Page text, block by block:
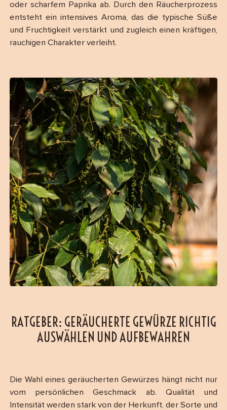
oder scharfem Paprika ab. Durch den Räucherprozess
entsteht ein intensives Aroma, das die typische Süße
und Fruchtigkeit verstärkt und zugleich einen kräftigen,
rauchigen Charakter verleiht.
RATGEBER: GERÄUCHERTE GEWÜRZE RICHTIG
AUSWÄHLEN UND AUFBEWAHREN
Die Wahl eines geräucherten Gewürzes hängt nicht nur
vom persönlichen Geschmack ab. Qualität und
Intensität werden stark von der Herkunft, der Sorte und